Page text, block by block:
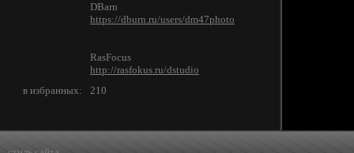
DBarn
https://dburn.ru/users/dm47photo
RasFocus
http://rasfokus.ru/dstudio
в избранных:
210